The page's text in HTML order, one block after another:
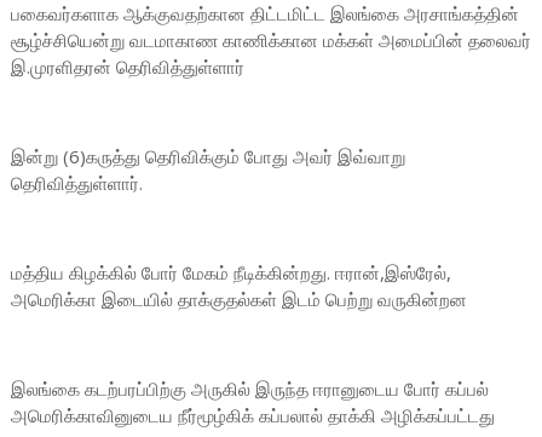
பகைவர்களாக ஆக்குவதற்கான திட்டமிட்ட இலங்கை அரசாங்கத்தின்
சூழ்ச்சியென்று வடமாகாண காணிக்கான மக்கள் அமைப்பின் தலைவர்
இ.முரளிதரன் தெரிவித்துள்ளார்
இன்று (6)கருத்து தெரிவிக்கும் போது அவர் இவ்வாறு
தெரிவித்துள்ளார்.
மத்திய கிழக்கில் போர் மேகம் நீடிக்கின்றது. ஈரான்,இஸ்ரேல்,
அமெரிக்கா இடையில் தாக்குதல்கள் இடம் பெற்று வருகின்றன
இலங்கை கடற்பரப்பிற்கு அருகில் இருந்த ஈரானுடைய போர் கப்பல்
அமெரிக்காவினுடைய நீர்மூழ்கிக் கப்பலால் தாக்கி அழிக்கப்பட்டது